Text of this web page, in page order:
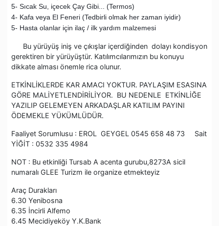
5- Sıcak Su, içecek Çay Gibi... (Termos)
4- Kafa veya El Feneri (Tedbirli olmak her zaman iyidir)
5- Hasta olanlar için ilaç / ilk yardım malzemesi
Bu yürüyüş iniş ve çıkışlar içerdiğinden dolayı kondisyon
gerektiren bir yürüyüştür. Katılımcılarımızın bu konuyu
dikkate alması önemle rica olunur.
ETKİNLİKLERDE KAR AMACI YOKTUR. PAYLAŞIM ESASINA
GÖRE MALİYETLENDİRİLİYOR. BU NEDENLE ETKİNLİĞE
YAZILIP GELEMEYEN ARKADAŞLAR KATILIM PAYINI
ÖDEMEKLE YÜKÜMLÜDÜR.
Faaliyet Sorumlusu : EROL GEYGEL 0545 658 48 73 Sait
YİĞİT : 0532 335 4984
NOT : Bu etkinliği Tursab A acenta gurubu,8273A sicil
numaralı GLEE Turizm ile organize etmekteyiz
Araç Durakları
6.30 Yenibosna
6.35 İncirli Alfemo
6.45 Mecidiyeköy Y.K.Bank